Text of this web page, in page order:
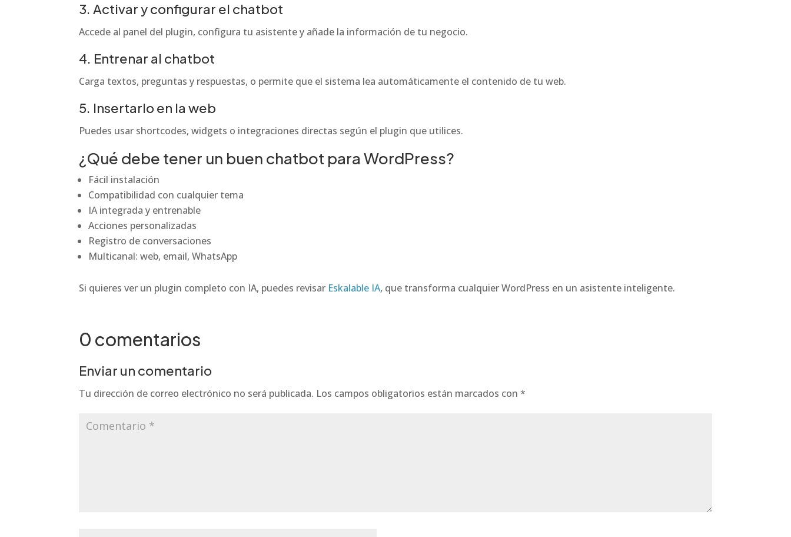
3. Activar y configurar el chatbot
Accede al panel del plugin, configura tu asistente y añade la información de tu negocio.
4. Entrenar al chatbot
Carga textos, preguntas y respuestas, o permite que el sistema lea automáticamente el contenido de tu web.
5. Insertarlo en la web
Puedes usar shortcodes, widgets o integraciones directas según el plugin que utilices.
¿Qué debe tener un buen chatbot para WordPress?
Fácil instalación
Compatibilidad con cualquier tema
IA integrada y entrenable
Acciones personalizadas
Registro de conversaciones
Multicanal: web, email, WhatsApp
Si quieres ver un plugin completo con IA, puedes revisar Eskalable IA, que transforma cualquier WordPress en un asistente inteligente.
0 comentarios
Enviar un comentario
Tu dirección de correo electrónico no será publicada. Los campos obligatorios están marcados con*